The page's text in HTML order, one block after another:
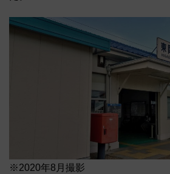
※2020年8月撮影